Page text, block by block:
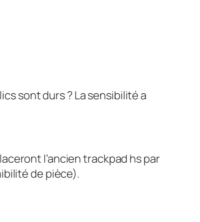
sont durs ? La sensibilité a
l’ancien trackpad hs par
de pièce).